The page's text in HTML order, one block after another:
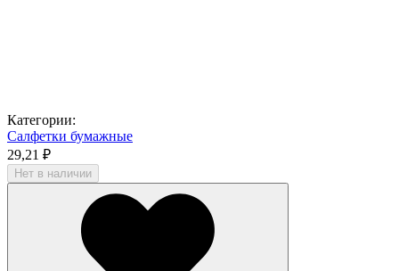
Категории:
Салфетки бумажные
29,21 ₽
Нет в наличии